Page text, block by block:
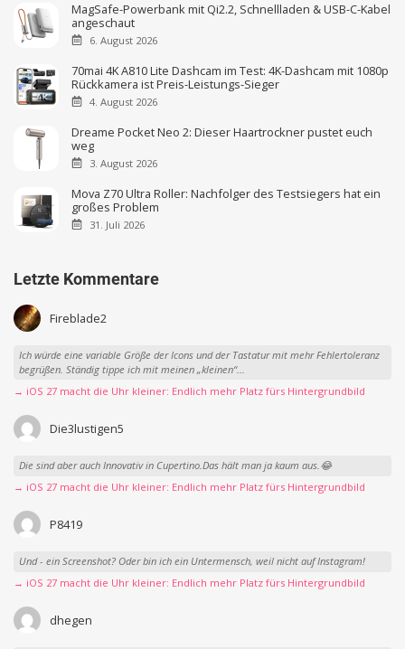
MagSafe-Powerbank mit Qi2.2, Schnellladen & USB-C-Kabel
angeschaut
6. August 2026
70mai 4K A810 Lite Dashcam im Test: 4K-Dashcam mit 1080p
Rückkamera ist Preis-Leistungs-Sieger
4. August 2026
Dreame Pocket Neo 2: Dieser Haartrockner pustet euch
weg
3. August 2026
Mova Z70 Ultra Roller: Nachfolger des Testsiegers hat ein
großes Problem
31. Juli 2026
Letzte Kommentare
Fireblade2
Ich würde eine variable Größe der Icons und der Tastatur mit mehr Fehlertoleranz
begrüßen. Ständig tippe ich mit meinen „kleinen“...
→ iOS 27 macht die Uhr kleiner: Endlich mehr Platz fürs Hintergrundbild
Die3lustigen5
Die sind aber auch Innovativ in Cupertino.Das hält man ja kaum aus.😂
→ iOS 27 macht die Uhr kleiner: Endlich mehr Platz fürs Hintergrundbild
P8419
Und - ein Screenshot? Oder bin ich ein Untermensch, weil nicht auf Instagram!
→ iOS 27 macht die Uhr kleiner: Endlich mehr Platz fürs Hintergrundbild
dhegen